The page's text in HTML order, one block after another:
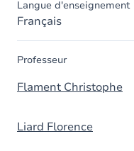
Langue d'enseignement
Français
Professeur
Flament Christophe
Liard Florence